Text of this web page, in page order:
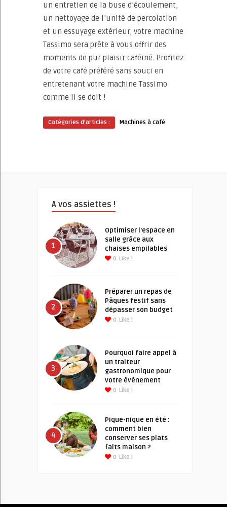
un entretien de la buse d’écoulement,
un nettoyage de l’unité de percolation
et un essuyage extérieur, votre machine
Tassimo sera prête à vous offrir des
moments de pur plaisir caféiné. Profitez
de votre café préféré sans souci en
entretenant votre machine Tassimo
comme il se doit !
Catégories d'articles : Machines à café
A vos assiettes !
1
Optimiser l’espace en
salle grâce aux
chaises empilables
0 Like !
2
Préparer un repas de
Pâques festif sans
dépasser son budget
0 Like !
3
Pourquoi faire appel à
un traiteur
gastronomique pour
votre événement
0 Like !
4
Pique-nique en été :
comment bien
conserver ses plats
faits maison ?
0 Like !